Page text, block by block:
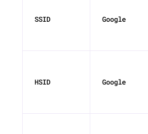
SSID Google
HSID Google